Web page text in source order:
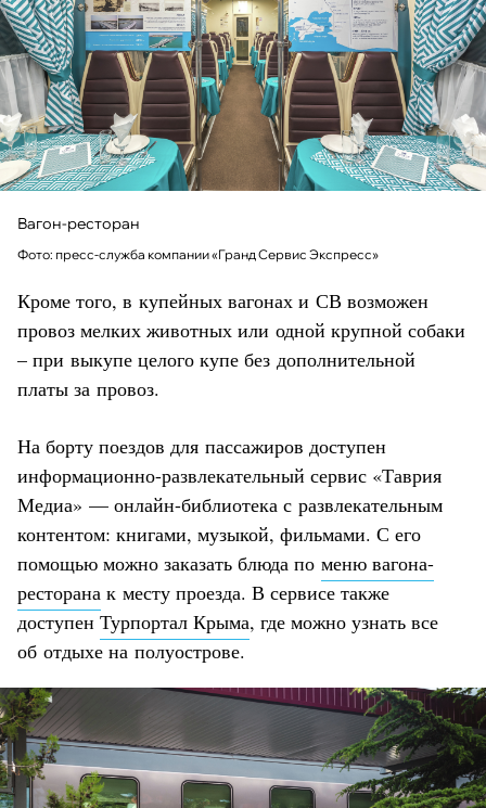
Вагон-ресторан
Фото: пресс-служба компании «Гранд Сервис Экспресс»
Кроме того, в купейных вагонах и СВ возможен
провоз мелких животных или одной крупной собаки
– при выкупе целого купе без дополнительной
платы за провоз.
На борту поездов для пассажиров доступен
информационно-развлекательный сервис «Таврия
Медиа» — онлайн-библиотека с развлекательным
контентом: книгами, музыкой, фильмами. С его
помощью можно заказать блюда по меню вагона-
ресторана к месту проезда. В сервисе также
доступен Турпортал Крыма, где можно узнать все
об отдыхе на полуострове.